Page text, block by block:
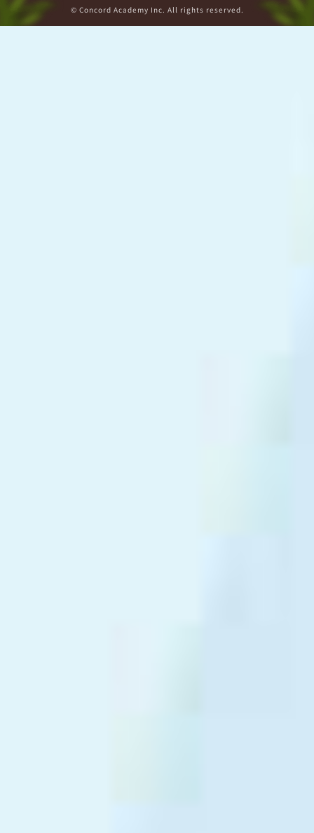
© Concord Academy Inc. All rights reserved.